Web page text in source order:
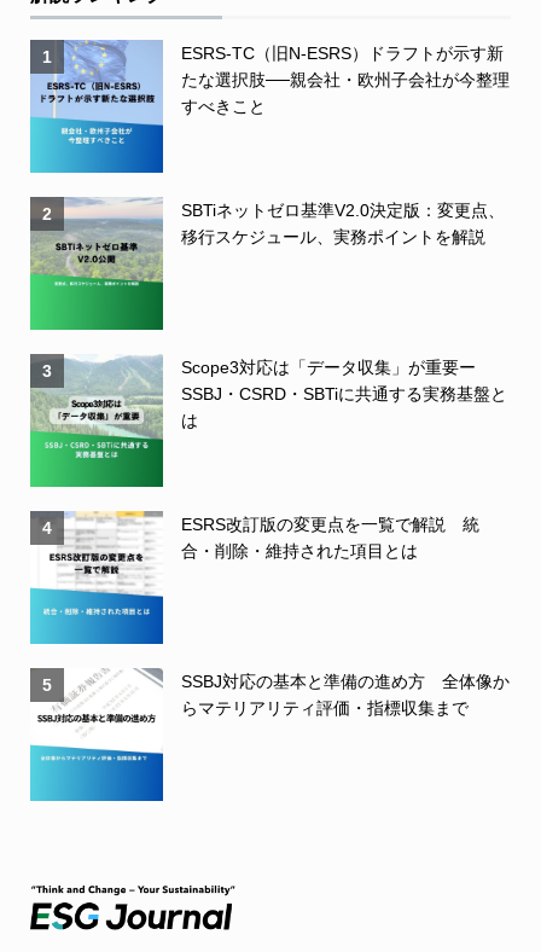
1
ESRS-TC（旧N-ESRS）ドラフトが示す新
たな選択肢──親会社・欧州子会社が今整理
すべきこと
2
SBTiネットゼロ基準V2.0決定版：変更点、
移行スケジュール、実務ポイントを解説
3
Scope3対応は「データ収集」が重要ー
SSBJ・CSRD・SBTiに共通する実務基盤と
は
4
ESRS改訂版の変更点を一覧で解説 統
合・削除・維持された項目とは
5
SSBJ対応の基本と準備の進め方 全体像か
らマテリアリティ評価・指標収集まで